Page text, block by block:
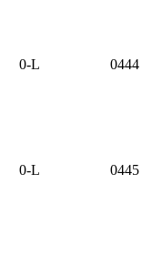
0‑L 0444
0‑L 0445